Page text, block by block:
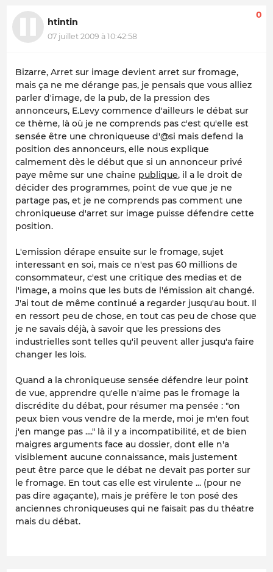
htintin
07 juillet 2009 à 10:42:58
0
Bizarre, Arret sur image devient arret sur fromage,
mais ça ne me dérange pas, je pensais que vous alliez
parler d'image, de la pub, de la pression des
annonceurs, E.Levy commence d'ailleurs le débat sur
ce thème, là où je ne comprends pas c'est qu'elle est
sensée être une chroniqueuse d'@si mais defend la
position des annonceurs, elle nous explique
calmement dès le début que si un annonceur privé
paye même sur une chaine publique, il a le droit de
décider des programmes, point de vue que je ne
partage pas, et je ne comprends pas comment une
chroniqueuse d'arret sur image puisse défendre cette
position.
L'emission dérape ensuite sur le fromage, sujet
interessant en soi, mais ce n'est pas 60 millions de
consommateur, c'est une critique des medias et de
l'image, a moins que les buts de l'émission ait changé.
J'ai tout de même continué a regarder jusqu'au bout. Il
en ressort peu de chose, en tout cas peu de chose que
je ne savais déjà, à savoir que les pressions des
industrielles sont telles qu'il peuvent aller jusqu'a faire
changer les lois.
Quand a la chroniqueuse sensée défendre leur point
de vue, apprendre qu'elle n'aime pas le fromage la
discrédite du débat, pour résumer ma pensée : "on
peux bien vous vendre de la merde, moi je m'en fout
j'en mange pas ...." là il y a incompatibilité, et de bien
maigres arguments face au dossier, dont elle n'a
visiblement aucune connaissance, mais justement
peut être parce que le débat ne devait pas porter sur
le fromage. En tout cas elle est virulente ... (pour ne
pas dire agaçante), mais je préfère le ton posé des
anciennes chroniqueuses qui ne faisait pas du théatre
mais du débat.